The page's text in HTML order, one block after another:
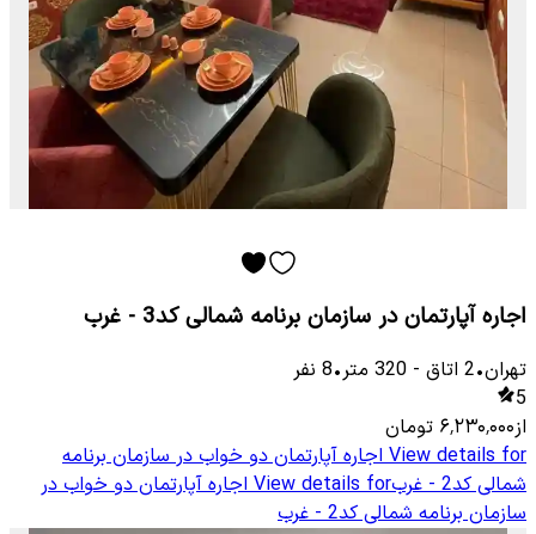
اجاره آپارتمان در سازمان برنامه شمالی کد3 - غرب
تهران•
2 اتاق -
320 متر•
8 نفر
5
از۶٬۲۳۰٬۰۰۰ تومان
View details for اجاره آپارتمان دو خواب در سازمان برنامه
شمالی کد2 - غرب
View details for اجاره آپارتمان دو خواب در
سازمان برنامه شمالی کد2 - غرب